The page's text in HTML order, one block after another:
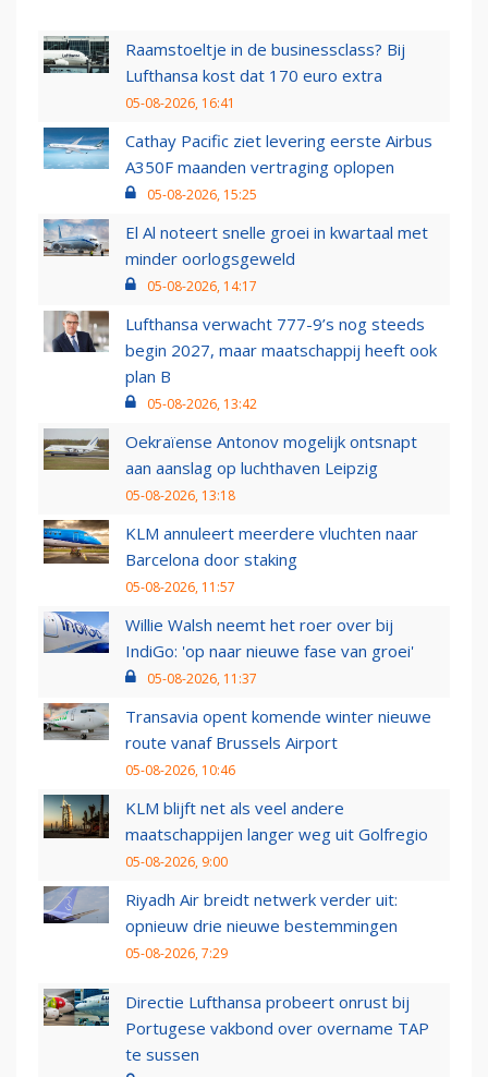
Raamstoeltje in de businessclass? Bij
Lufthansa kost dat 170 euro extra
05-08-2026, 16:41
Cathay Pacific ziet levering eerste Airbus
A350F maanden vertraging oplopen
05-08-2026, 15:25
El Al noteert snelle groei in kwartaal met
minder oorlogsgeweld
05-08-2026, 14:17
Lufthansa verwacht 777-9’s nog steeds
begin 2027, maar maatschappij heeft ook
plan B
05-08-2026, 13:42
Oekraïense Antonov mogelijk ontsnapt
aan aanslag op luchthaven Leipzig
05-08-2026, 13:18
KLM annuleert meerdere vluchten naar
Barcelona door staking
05-08-2026, 11:57
Willie Walsh neemt het roer over bij
IndiGo: 'op naar nieuwe fase van groei'
05-08-2026, 11:37
Transavia opent komende winter nieuwe
route vanaf Brussels Airport
05-08-2026, 10:46
KLM blijft net als veel andere
maatschappijen langer weg uit Golfregio
05-08-2026, 9:00
Riyadh Air breidt netwerk verder uit:
opnieuw drie nieuwe bestemmingen
05-08-2026, 7:29
Directie Lufthansa probeert onrust bij
Portugese vakbond over overname TAP
te sussen